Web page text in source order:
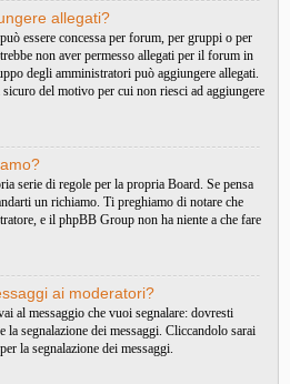
allegati?
essere concessa per forum, per gruppi o per
non aver permesso allegati per il forum in
degli amministratori può aggiungere allegati.
del motivo per cui non riesci ad aggiungere
serie di regole per la propria Board. Se pensa
un richiamo. Ti preghiamo di notare che
e il phpBB Group non ha niente a che fare
ai moderatori?
al messaggio che vuoi segnalare: dovresti
la segnalazione dei messaggi. Cliccandolo sarai
la segnalazione dei messaggi.